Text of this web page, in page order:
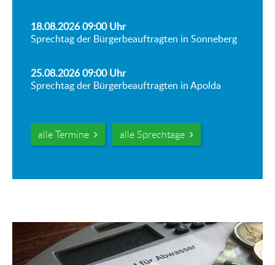
18.08.2026 09:00Uhr
Sprechtag der Bürgerbeauftragten in Sonneberg
25.08.2026 09:00Uhr
Sprechtag der Bürgerbeauftragten in Apolda
alle Termine alle Sprechtage